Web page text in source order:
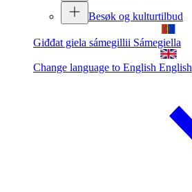
Besøk og kulturtilbud
Giđđat giela sámegillii Sámegiella
Change language to English English